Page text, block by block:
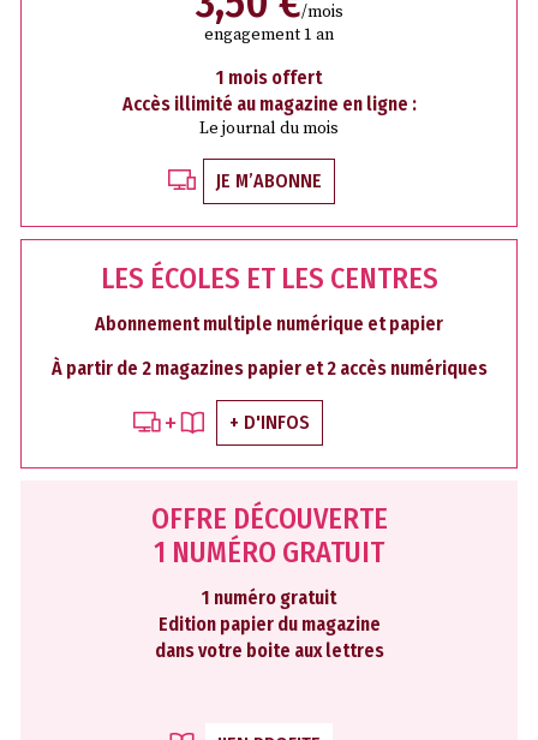
/mois
engagement 1 an
1 mois offert
Accès illimité au magazine en ligne :
Le journal du mois
JE M’ABONNE
LES ÉCOLES ET LES CENTRES
Abonnement multiple numérique et papier
À partir de 2 magazines papier et 2 accès numériques
+ D'INFOS
OFFRE DÉCOUVERTE
1 NUMÉRO GRATUIT
1 numéro gratuit
Edition papier du magazine
dans votre boite aux lettres